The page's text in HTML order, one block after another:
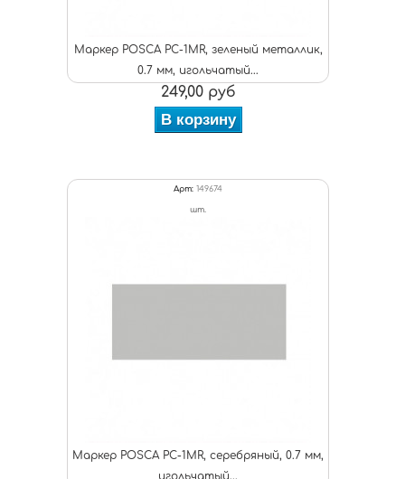
Маркер POSCA PC-1MR, зеленый металлик,
0.7 мм, игольчатый...
249,00 руб
В корзину
Арт: 149674
шт.
Маркер POSCA PC-1MR, серебряный, 0.7 мм,
игольчатый...